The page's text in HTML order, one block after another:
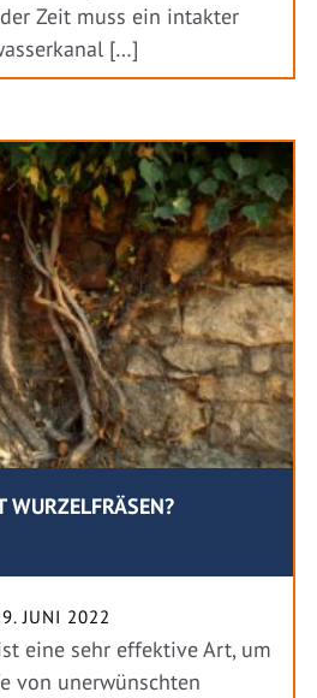
Zeit muss ein intakter
[…]
WURZELFRÄSEN?
JUNI 2022
eine sehr effektive Art, um
von unerwünschten